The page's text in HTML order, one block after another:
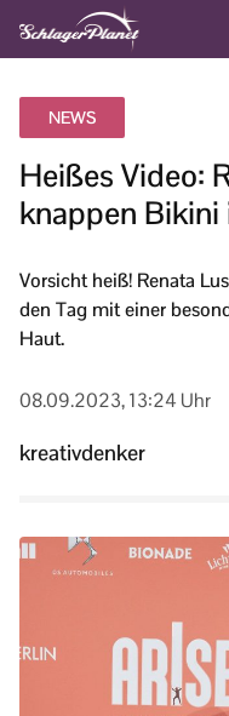
NEWS
Heißes Video:
knappen
Vorsicht heiß! Renata
den Tag mit einer
Haut.
08.09.2023, 13:24 Uhr
kreativdenker